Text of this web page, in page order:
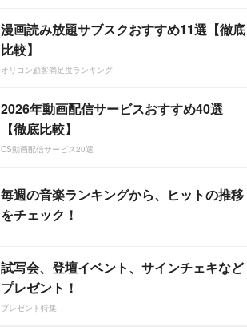
漫画読み放題サブスクおすすめ11選【徹底
比較】
オリコン顧客満足度ランキング
2026年動画配信サービスおすすめ40選
【徹底比較】
CS動画配信サービス20選
毎週の音楽ランキングから、ヒットの推移
をチェック！
試写会、登壇イベント、サインチェキなど
プレゼント！
プレゼント特集